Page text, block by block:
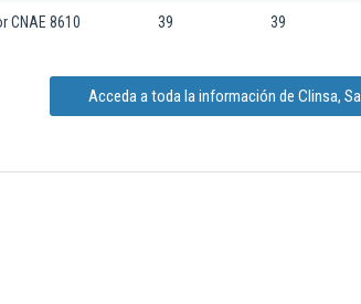
CNAE 8610 39 39
Acceda a toda la información de Clinsa, Sa